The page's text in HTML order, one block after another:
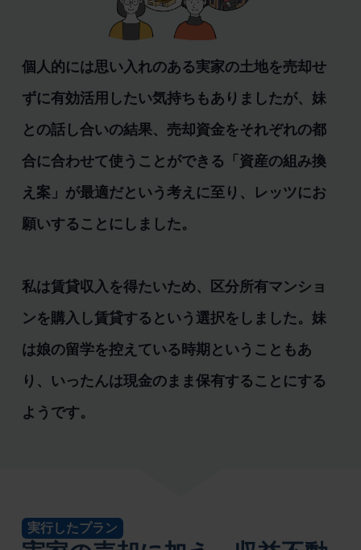
個人的には思い入れのある実家の土地を売却せ
ずに有効活用したい気持ちもありましたが、妹
との話し合いの結果、売却資金をそれぞれの都
合に合わせて使うことができる「資産の組み換
え案」が最適だという考えに至り、レッツにお
願いすることにしました。
私は賃貸収入を得たいため、区分所有マンショ
ンを購入し賃貸するという選択をしました。妹
は娘の留学を控えている時期ということもあ
り、いったんは現金のまま保有することにする
ようです。
実行したプラン